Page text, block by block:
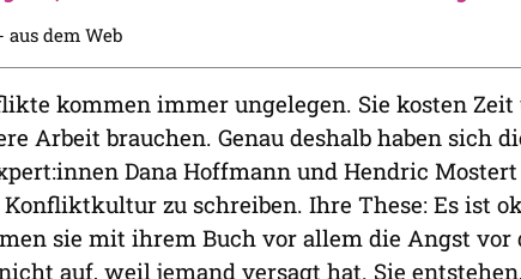
aus dem Web
kommen immer ungelegen. Sie kosten Zeit
Arbeit brauchen. Genau deshalb haben sich
Dana Hoffmann und Hendric Mostert
zu schreiben. Ihre These: Es ist
sie mit ihrem Buch vor allem die Angst vor
auf, weil jemand versagt hat. Sie